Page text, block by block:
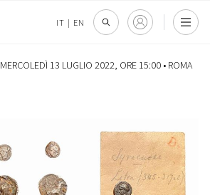
IT | EN
MERCOLEDÌ 13 LUGLIO 2022, ORE 15:00 • ROMA